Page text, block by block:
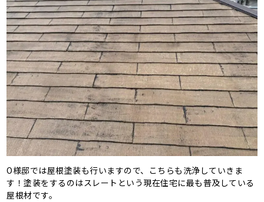
O様邸では屋根塗装も行いますので、こちらも洗浄していきま
す！塗装をするのはスレートという現在住宅に最も普及している
屋根材です。